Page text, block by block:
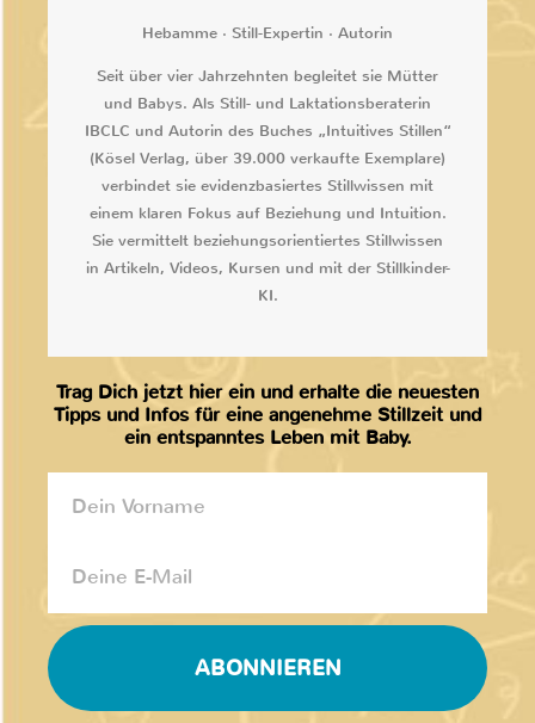
Hebamme · Still-Expertin · Autorin
Seit über vier Jahrzehnten begleitet sie Mütter
und Babys. Als Still- und Laktationsberaterin
IBCLC und Autorin des Buches „Intuitives Stillen“
(Kösel Verlag, über 39.000 verkaufte Exemplare)
verbindet sie evidenzbasiertes Stillwissen mit
einem klaren Fokus auf Beziehung und Intuition.
Sie vermittelt beziehungsorientiertes Stillwissen
in Artikeln, Videos, Kursen und mit der Stillkinder-
KI.
Trag Dich jetzt hier ein und erhalte die neuesten
Tipps und Infos für eine angenehme Stillzeit und
ein entspanntes Leben mit Baby.
ABONNIEREN